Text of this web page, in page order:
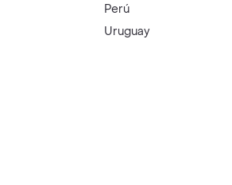
Perú
Uruguay